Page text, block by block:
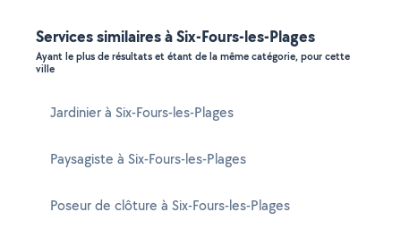
Services similaires à Six-Fours-les-Plages
Ayant le plus de résultats et étant de la même catégorie, pour cette
ville
Jardinier à Six-Fours-les-Plages
Paysagiste à Six-Fours-les-Plages
Poseur de clôture à Six-Fours-les-Plages